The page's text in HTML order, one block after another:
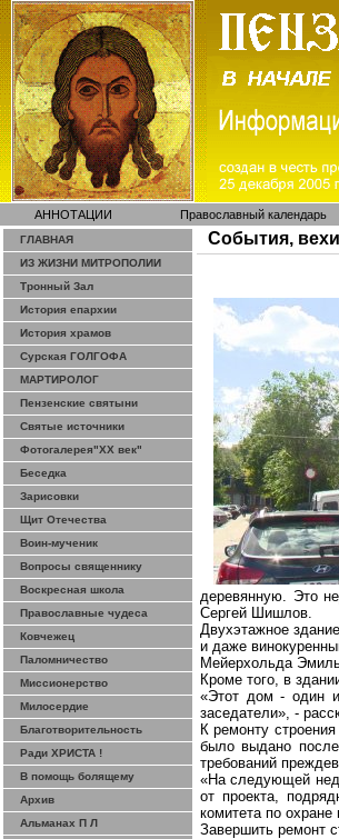
АННОТАЦИИ Православный календарь
ГЛАВНАЯ
ИЗ ЖИЗНИ МИТРОПОЛИИ
Тронный Зал
История епархии
История храмов
Сурская ГОЛГОФА
МАРТИРОЛОГ
Пензенские святыни
Святые источники
Фотогалерея"ХХ век"
Беседка
Зарисовки
Щит Отечества
Воин-мученик
Вопросы священнику
Воскресная школа
Православные чудеса
Ковчежец
Паломничество
Миссионерство
Милосердие
Благотворительность
Ради ХРИСТА !
В помощь болящему
Архив
Альманах П Л
События,
деревянную. Это
Сергей Шишлов.
Двухэтажное
и даже
Мейерхольда
Кроме того, в
«Этот дом - один
заседатели», -
К ремонту
было выдано
требований
«На следующей
от проекта,
комитета по
Завершить ремонт